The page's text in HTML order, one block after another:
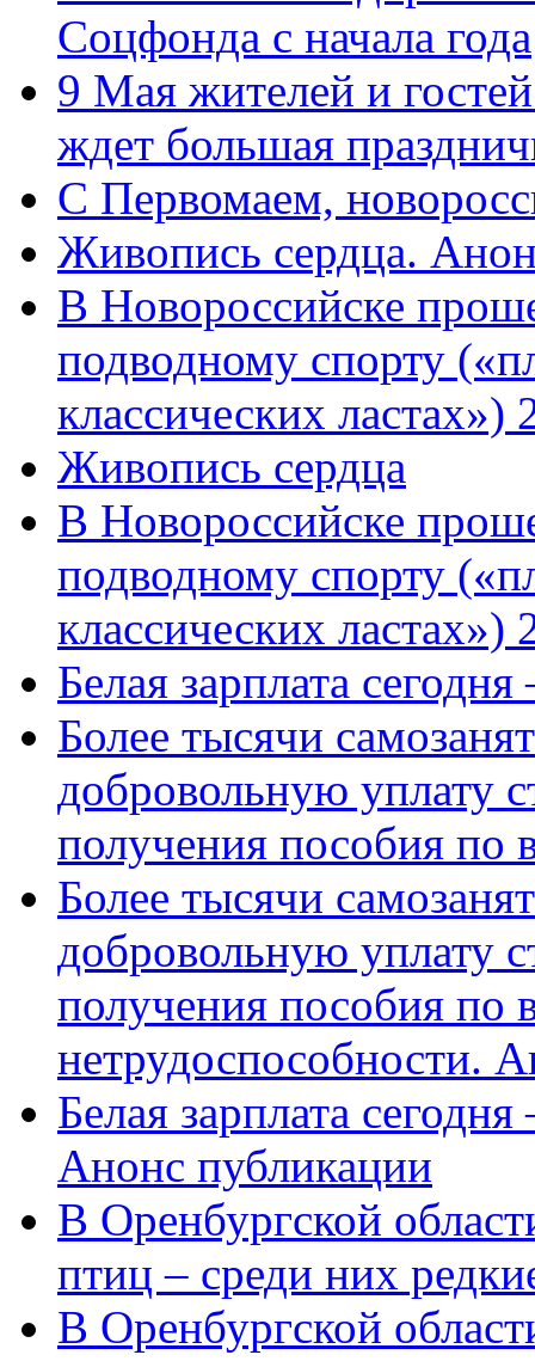
Соцфонда с начала года
9 Мая жителей и
ждет большая
C Первомаем,
Живопись сердца.
В Новороссийске
подводному спорту
классических
Живопись сердца
В Новороссийске
подводному спорту
классических ластах»)
Белая зарплата
Более тысячи
добровольную уплату
получения пособия по
Более тысячи
добровольную уплату
получения пособия по
нетрудоспособности.
Белая зарплата
Анонс публикации
В Оренбургской
птиц – среди них
В Оренбургской